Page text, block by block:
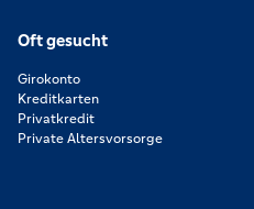
Oft gesucht
Girokonto
Kreditkarten
Privatkredit
Private Altersvorsorge